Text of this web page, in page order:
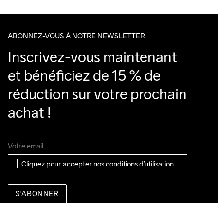
ABONNEZ-VOUS À NOTRE NEWSLETTER
Inscrivez-vous maintenant
et bénéficiez de 15 % de
réduction sur votre prochain
achat !
Cliquez pour accepter nos conditions d’utilisation
S'ABONNER